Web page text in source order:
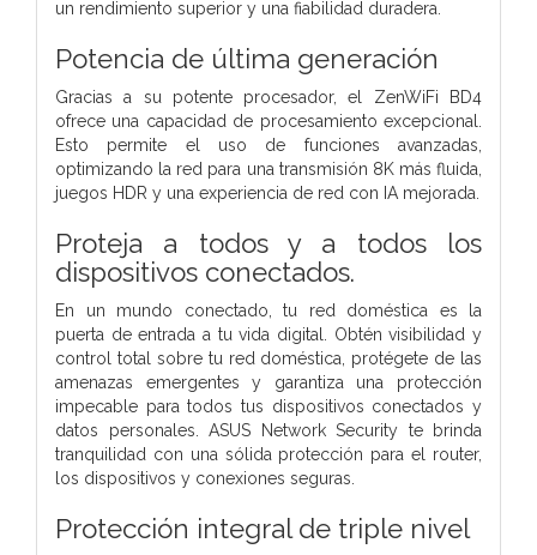
un rendimiento superior y una fiabilidad duradera.
Potencia de última generación
Gracias a su potente procesador, el ZenWiFi BD4
ofrece una capacidad de procesamiento excepcional.
Esto permite el uso de funciones avanzadas,
optimizando la red para una transmisión 8K más fluida,
juegos HDR y una experiencia de red con IA mejorada.
Proteja a todos y a todos los
dispositivos conectados.
En un mundo conectado, tu red doméstica es la
puerta de entrada a tu vida digital. Obtén visibilidad y
control total sobre tu red doméstica, protégete de las
amenazas emergentes y garantiza una protección
impecable para todos tus dispositivos conectados y
datos personales. ASUS Network Security te brinda
tranquilidad con una sólida protección para el router,
los dispositivos y conexiones seguras.
Protección integral de triple nivel